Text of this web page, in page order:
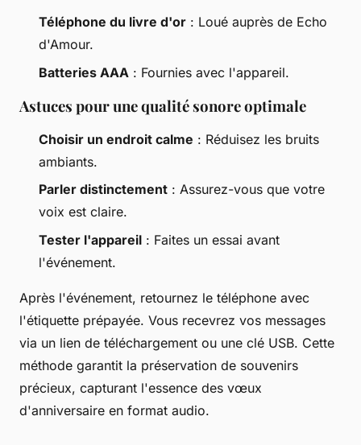
Téléphone du livre d'or : Loué auprès de Echo
d'Amour.
Batteries AAA : Fournies avec l'appareil.
Astuces pour une qualité sonore optimale
Choisir un endroit calme : Réduisez les bruits
ambiants.
Parler distinctement : Assurez-vous que votre
voix est claire.
Tester l'appareil : Faites un essai avant
l'événement.
Après l'événement, retournez le téléphone avec
l'étiquette prépayée. Vous recevrez vos messages
via un lien de téléchargement ou une clé USB. Cette
méthode garantit la préservation de souvenirs
précieux, capturant l'essence des vœux
d'anniversaire en format audio.